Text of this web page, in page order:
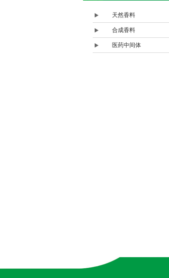
天然香料
合成香料
医药中间体